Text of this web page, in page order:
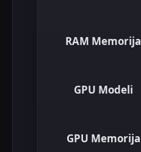
RAM Memorija
GPU Modeli
GPU Memorija